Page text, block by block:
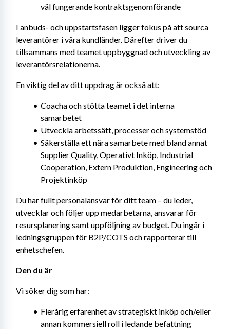
väl fungerande kontraktsgenomförande
I anbuds- och uppstartsfasen ligger fokus på att sourca
leverantörer i våra kundländer. Därefter driver du
tillsammans med teamet uppbyggnad och utveckling av
leverantörsrelationerna.
En viktig del av ditt uppdrag är också att:
Coacha och stötta teamet i det interna
samarbetet
Utveckla arbetssätt, processer och systemstöd
Säkerställa ett nära samarbete med bland annat
Supplier Quality, Operativt Inköp, Industrial
Cooperation, Extern Produktion, Engineering och
Projektinköp
Du har fullt personalansvar för ditt team – du leder,
utvecklar och följer upp medarbetarna, ansvarar för
resursplanering samt uppföljning av budget. Du ingår i
ledningsgruppen för B2P/COTS och rapporterar till
enhetschefen.
Den du är
Vi söker dig som har:
Flerårig erfarenhet av strategiskt inköp och/eller
annan kommersiell roll i ledande befattning